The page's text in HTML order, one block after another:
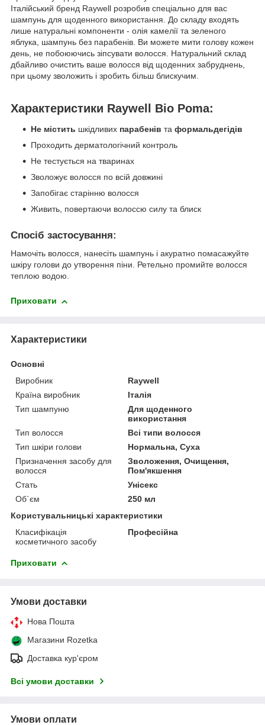
Італійський бренд Raywell розробив спеціально для вас
шампунь для щоденного використання. До складу входять
лише натуральні компоненти - олія камелії та зеленого
яблука, шампунь без парабенів. Ви можете мити голову кожен
день, не побоюючись зіпсувати волосся. Натуральний склад
дбайливо очистить ваше волосся від щоденних забруднень,
при цьому зволожить і зробить більш блискучим.
Характеристики Raywell Bio Poma:
Не містить шкідливих парабенів та формальдегідів
Проходить дерматологічний контроль
Не тестується на тваринах
Зволожує волосся по всій довжині
Запобігає старінню волосся
Живить, повертаючи волоссю силу та блиск
Спосіб застосування:
Намочіть волосся, нанесіть шампунь і акуратно помасажуйте
шкіру голови до утворення піни. Ретельно промийте волосся
теплою водою.
Приховати
Характеристики
Основні
Виробник
Raywell
Країна виробник
Італія
Тип шампуню
Для щоденного
використання
Тип волосся
Всі типи волосся
Тип шкіри голови
Нормальна, Суха
Призначення засобу для
волосся
Зволоження, Очищення,
Пом'якшення
Стать
Унісекс
Об`єм
250 мл
Користувальницькі характеристики
Класифікація
косметичного засобу
Професійна
Приховати
Умови доставки
Нова Пошта
Магазини Rozetka
Доставка кур'єром
Всі умови доставки
Умови оплати